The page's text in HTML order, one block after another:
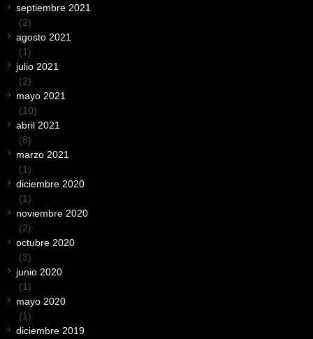
septiembre 2021
(2)
agosto 2021
(1)
julio 2021
(2)
mayo 2021
(10)
abril 2021
(8)
marzo 2021
(1)
diciembre 2020
(1)
noviembre 2020
(2)
octubre 2020
(3)
junio 2020
(1)
mayo 2020
(1)
diciembre 2019